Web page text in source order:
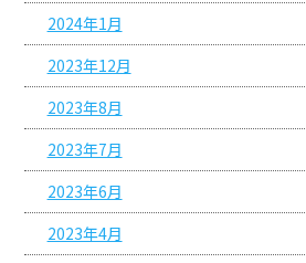
2024年1月
2023年12月
2023年8月
2023年7月
2023年6月
2023年4月